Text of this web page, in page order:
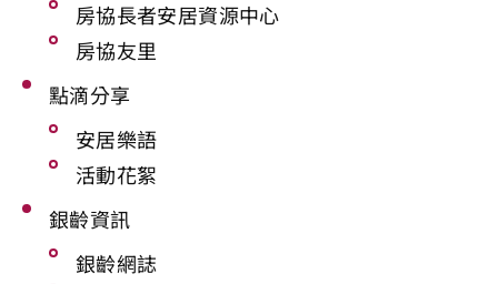
房協長者安居資源中心
房協友里
點滴分享
安居樂語
活動花絮
銀齡資訊
銀齡網誌